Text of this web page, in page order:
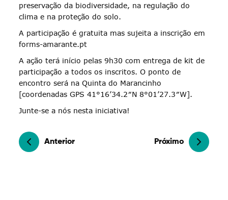
preservação da biodiversidade, na regulação do
clima e na proteção do solo.
A participação é gratuita mas sujeita a inscrição em
forms-amarante.pt
A ação terá início pelas 9h30 com entrega de kit de
participação a todos os inscritos. O ponto de
encontro será na Quinta do Marancinho
[coordenadas GPS 41°16’34.2″N 8°01’27.3″W].
Junte-se a nós nesta iniciativa!
Anterior Próximo